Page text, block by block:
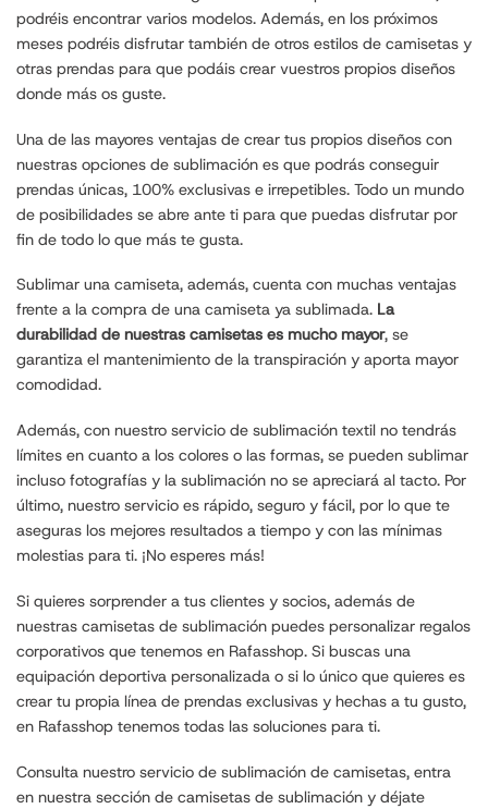
podréis encontrar varios modelos. Además, en los próximos
meses podréis disfrutar también de otros estilos de camisetas y
otras prendas para que podáis crear vuestros propios diseños
donde más os guste.
Una de las mayores ventajas de crear tus propios diseños con
nuestras opciones de sublimación es que podrás conseguir
prendas únicas, 100% exclusivas e irrepetibles. Todo un mundo
de posibilidades se abre ante ti para que puedas disfrutar por
fin de todo lo que más te gusta.
Sublimar una camiseta, además, cuenta con muchas ventajas
frente a la compra de una camiseta ya sublimada. La
durabilidad de nuestras camisetas es mucho mayor, se
garantiza el mantenimiento de la transpiración y aporta mayor
comodidad.
Además, con nuestro servicio de sublimación textil no tendrás
límites en cuanto a los colores o las formas, se pueden sublimar
incluso fotografías y la sublimación no se apreciará al tacto. Por
último, nuestro servicio es rápido, seguro y fácil, por lo que te
aseguras los mejores resultados a tiempo y con las mínimas
molestias para ti. ¡No esperes más!
Si quieres sorprender a tus clientes y socios, además de
nuestras camisetas de sublimación puedes personalizar regalos
corporativos que tenemos en Rafasshop. Si buscas una
equipación deportiva personalizada o si lo único que quieres es
crear tu propia línea de prendas exclusivas y hechas a tu gusto,
en Rafasshop tenemos todas las soluciones para ti.
Consulta nuestro servicio de sublimación de camisetas, entra
en nuestra sección de camisetas de sublimación y déjate